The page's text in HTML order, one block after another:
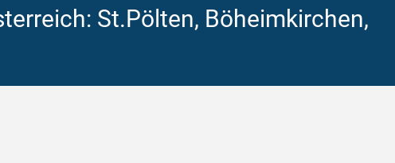
St.Pölten, Böheimkirchen,